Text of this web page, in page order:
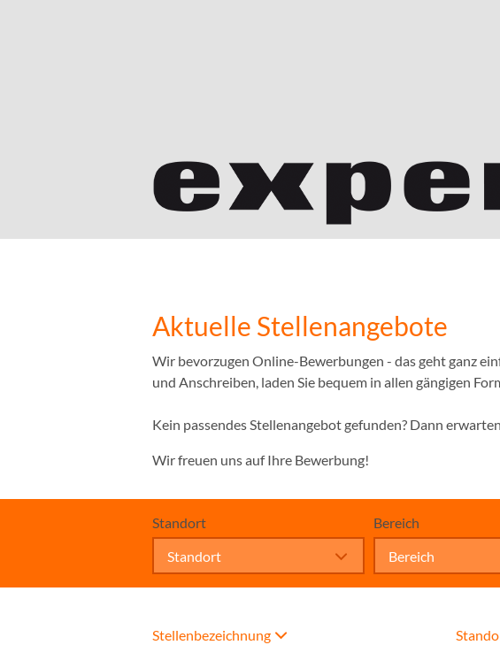
Aktuelle Stellenangebote
Wir bevorzugen Online-Bewerbungen - das geht ganz
und Anschreiben, laden Sie bequem in allen gängigen
Kein passendes Stellenangebot gefunden? Dann
Wir freuen uns auf Ihre Bewerbung!
Standort
Standort
Bereich
Bereich
Stellenbezeichnung